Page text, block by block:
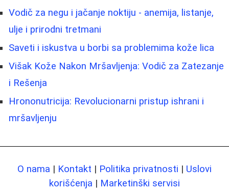
Vodič za negu i jačanje noktiju - anemija, listanje,
ulje i prirodni tretmani
Saveti i iskustva u borbi sa problemima kože lica
Višak Kože Nakon Mršavljenja: Vodič za Zatezanje
i Rešenja
Hrononutricija: Revolucionarni pristup ishrani i
mršavljenju
O nama | Kontakt | Politika privatnosti | Uslovi
korišćenja | Marketinški servisi